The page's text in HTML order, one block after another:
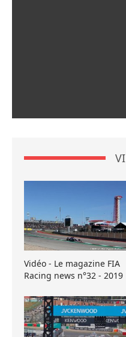
Vidéo - Le magazine FIA
Racing news n°32 - 2019